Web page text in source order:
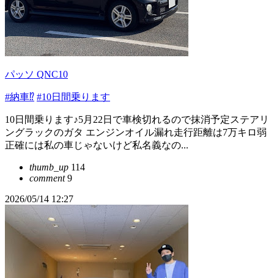
パッソ QNC10
#納車⁉️ #10日間乗ります
10日間乗ります♪5月22日で車検切れるので抹消予定ステアリ
ングラックのガタ エンジンオイル漏れ走行距離は7万キロ弱
正確には私の車じゃないけど私名義なの...
thumb_up 114
comment9
2026/05/14 12:27